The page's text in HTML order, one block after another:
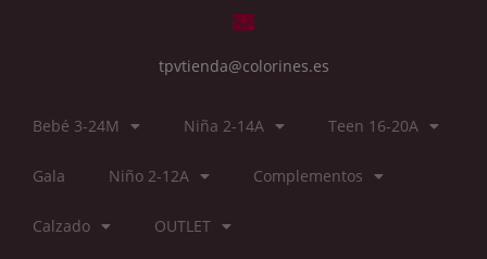
tpvtienda@colorines.es
Bebé 3-24M Niña 2-14A Teen 16-20A
Gala Niño 2-12A Complementos
Calzado OUTLET